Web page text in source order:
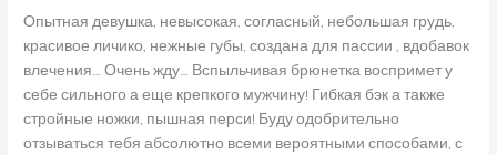
Опытная девушка, невысокая, согласный, небольшая грудь,
красивое личико, нежные губы, создана для пассии , вдобавок
влечения… Очень жду… Вспыльчивая брюнетка воспримет у
себе сильного а еще крепкого мужчину! Гибкая бэк а также
стройные ножки, пышная перси! Буду одобрительно
отзываться тебя абсолютно всеми вероятными способами, с